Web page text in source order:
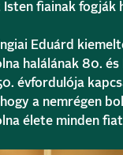
fiainak fogják
Eduárd
halálának 80.
évfordulója
a nemrégen
élete minden